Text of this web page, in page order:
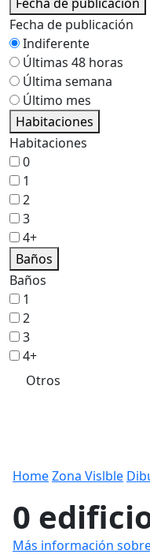
Fecha de publicación
Indiferente
Últimas 48 horas
Última semana
Último mes
Habitaciones
Habitaciones
0
1
2
3
4+
Baños
Baños
1
2
3
4+
Otros
HomeZona Vislble
0
Más información